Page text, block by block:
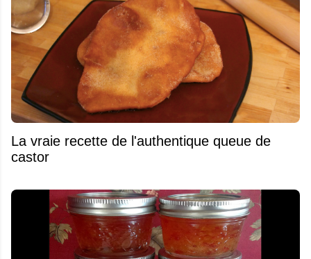
La vraie recette de l'authentique queue de
castor